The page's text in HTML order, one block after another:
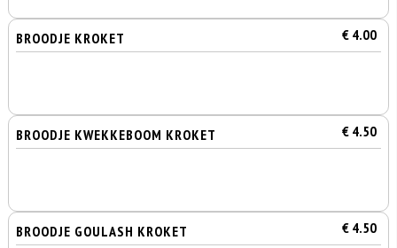
BROODJE KROKET € 4.00
BROODJE KWEKKEBOOM KROKET € 4.50
BROODJE GOULASH KROKET € 4.50